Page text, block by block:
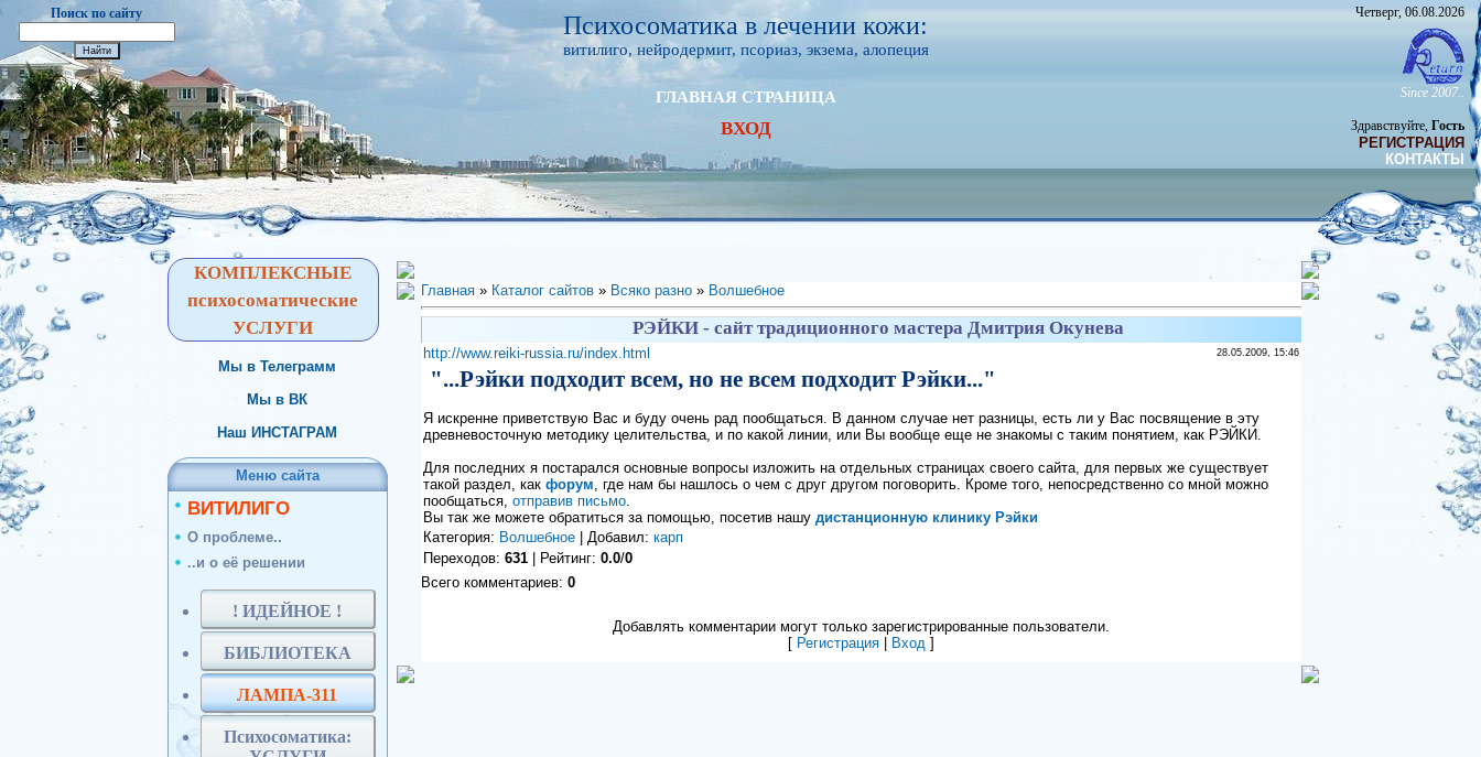
Поиск по сайту Психосоматика в лечении кожи:
витилиго, нейродермит, псориаз, экзема, алопеция
ГЛАВНАЯ СТРАНИЦА
ВХОД
Четверг, 06.08.2026
Since 2007..
Здравствуйте, Гость
РЕГИСТРАЦИЯ
КОНТАКТЫ
КОМПЛЕКСНЫЕ
психосоматические
УСЛУГИ
Мы в Телеграмм
Мы в ВК
Наш ИНСТАГРАМ
Меню сайта
ВИТИЛИГО
О проблеме..
..и о её решении
! ИДЕЙНОЕ !
БИБЛИОТЕКА
ЛАМПА-311
Психосоматика:
Главная» Каталог сайтов» Всяко разно» Волшебное
РЭЙКИ - сайт традиционного мастера Дмитрия Окунева
http://www.reiki-russia.ru/index.html 28.05.2009, 15:46
"...Рэйки подходит всем, но не всем подходит Рэйки..."
Я искренне приветствую Вас и буду очень рад пообщаться. В данном случае нет разницы, есть ли у Вас посвящение в эту
древневосточную методику целительства, и по какой линии, или Вы вообще еще не знакомы с таким понятием, как РЭЙКИ.
Для последних я постарался основные вопросы изложить на отдельных страницах своего сайта, для первых же существует
такой раздел, как форум , где нам бы нашлось о чем с друг другом поговорить. Кроме того, непосредственно со мной можно
пообщаться, отправив письмо.
Вы так же можете обратиться за помощью, посетив нашу дистанционную клинику Рэйки
Категория: Волшебное| Добавил: карп
Переходов: 631| Рейтинг: 0.0/0
Всего комментариев: 0
Добавлять комментарии могут только зарегистрированные пользователи.
[ Регистрация| Вход]